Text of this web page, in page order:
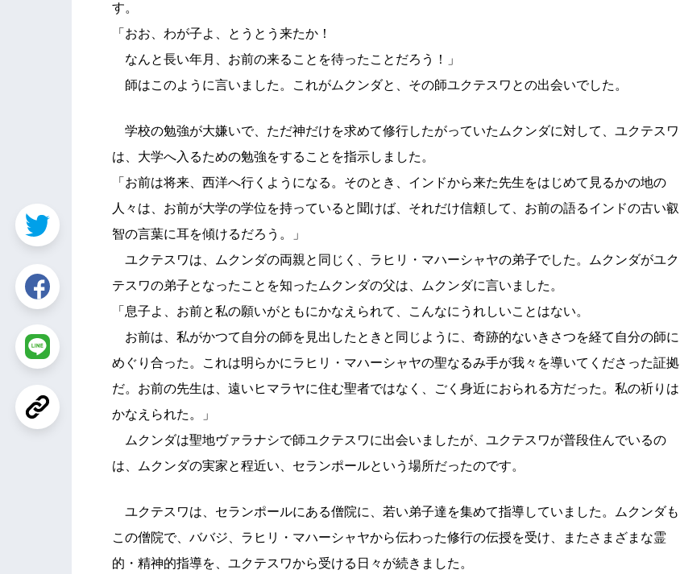
す。
「おお、わが子よ、とうとう来たか！
なんと長い年月、お前の来ることを待ったことだろう！」
師はこのように言いました。これがムクンダと、その師ユクテスワとの出会いでした。
学校の勉強が大嫌いで、ただ神だけを求めて修行したがっていたムクンダに対して、ユクテスワ
は、大学へ入るための勉強をすることを指示しました。
「お前は将来、西洋へ行くようになる。そのとき、インドから来た先生をはじめて見るかの地の
人々は、お前が大学の学位を持っていると聞けば、それだけ信頼して、お前の語るインドの古い叡
智の言葉に耳を傾けるだろう。」
ユクテスワは、ムクンダの両親と同じく、ラヒリ・マハーシャヤの弟子でした。ムクンダがユク
テスワの弟子となったことを知ったムクンダの父は、ムクンダに言いました。
「息子よ、お前と私の願いがともにかなえられて、こんなにうれしいことはない。
お前は、私がかつて自分の師を見出したときと同じように、奇跡的ないきさつを経て自分の師に
めぐり合った。これは明らかにラヒリ・マハーシャヤの聖なるみ手が我々を導いてくださった証拠
だ。お前の先生は、遠いヒマラヤに住む聖者ではなく、ごく身近におられる方だった。私の祈りは
かなえられた。」
ムクンダは聖地ヴァラナシで師ユクテスワに出会いましたが、ユクテスワが普段住んでいるの
は、ムクンダの実家と程近い、セランポールという場所だったのです。
ユクテスワは、セランポールにある僧院に、若い弟子達を集めて指導していました。ムクンダも
この僧院で、ババジ、ラヒリ・マハーシャヤから伝わった修行の伝授を受け、またさまざまな霊
的・精神的指導を、ユクテスワから受ける日々が続きました。